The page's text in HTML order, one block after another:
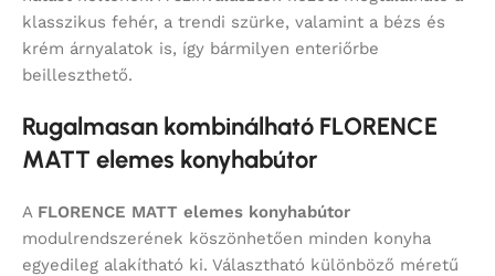
klasszikus fehér, a trendi szürke, valamint a bézs és
krém árnyalatok is, így bármilyen enteriőrbe
beilleszthető.
Rugalmasan kombinálható FLORENCE
MATT elemes konyhabútor
A FLORENCE MATT elemes konyhabútor
modulrendszerének köszönhetően minden konyha
egyedileg alakítható ki. Választható különböző méretű